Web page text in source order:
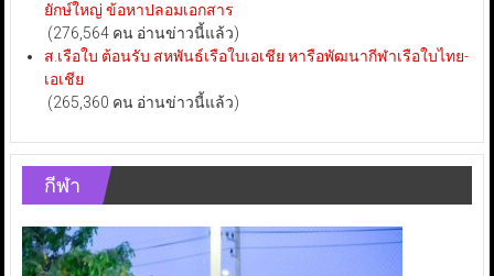
ยักษ์ใหญ่ ข้อหาปลอมเอกสาร
(276,564 คน อ่านข่าวนี้แล้ว)
ส.เรือใบ ต้อนรับ สหพันธ์เรือใบเอเชีย หารือพัฒนากีฬาเรือใบไทย-
เอเชีย
(265,360 คน อ่านข่าวนี้แล้ว)
กีฬา